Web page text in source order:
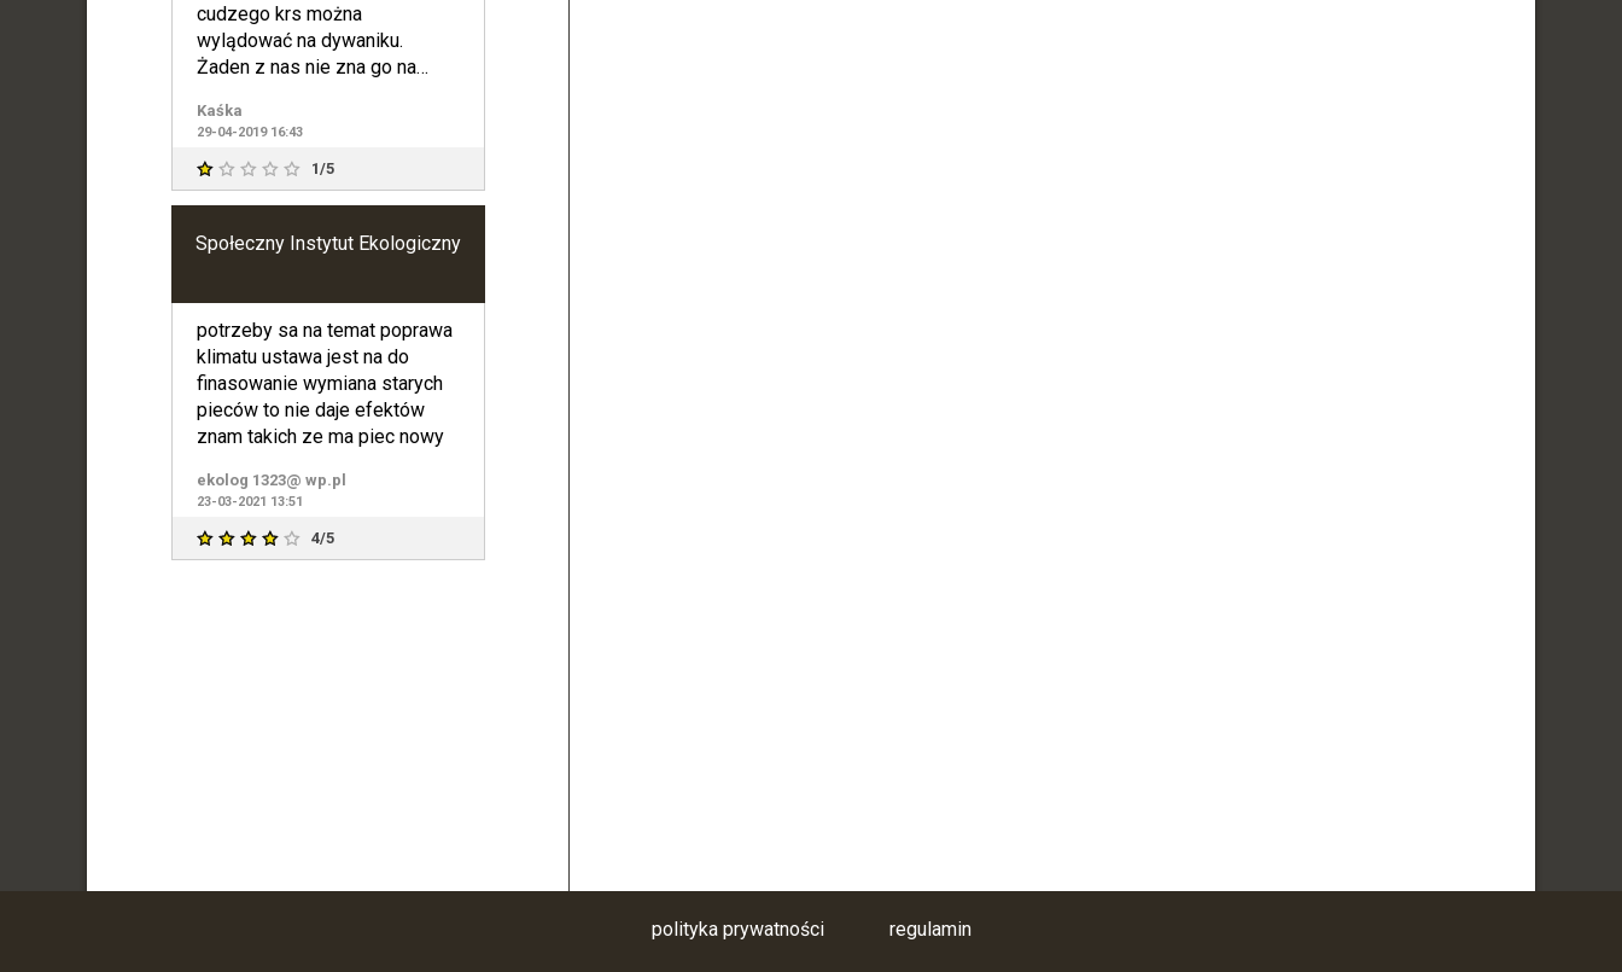
cudzego krs można
wylądować na dywaniku.
Żaden z nas nie zna go na
Kaśka
29-04-2019 16:43
1/5
Społeczny Instytut Ekologiczny
potrzeby sa na temat poprawa
klimatu ustawa jest na do
finasowanie wymiana starych
pieców to nie daje efektów
znam takich ze ma piec nowy
ekolog 1323@ wp.pl
23-03-2021 13:51
4/5
polityka prywatności regulamin